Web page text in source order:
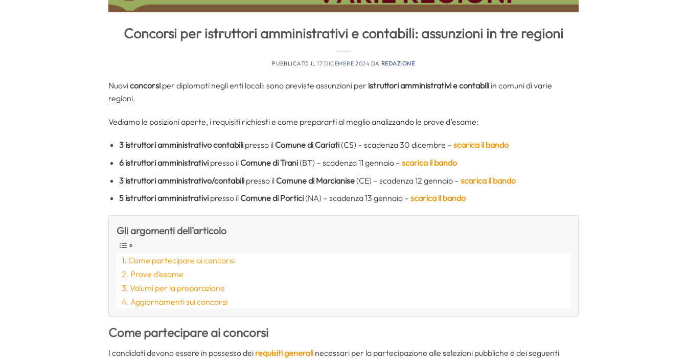
Concorsi per istruttori amministrativi e contabili: assunzioni in tre regioni
PUBBLICATO IL17 DICEMBRE 2024 DA REDAZIONE
Nuoviconcorsi per diplomati negli enti locali: sono previste assunzioni per istruttori amministrativi e contabili in comuni di varie
regioni.
Vediamo le posizioni aperte, i requisiti richiesti e come prepararti al meglio analizzando le prove d’esame:
3 istruttori amministrativo contabilipresso il Comune di Cariati(CS) – scadenza 30 dicembre – scarica il bando
6 istruttori amministrativipresso il Comune di Trani(BT) – scadenza 11 gennaio – scarica il bando
3 istruttori amministrativo/contabilipresso il Comune di Marcianise(CE) – scadenza 12 gennaio – scarica il bando
5 istruttori amministrativipresso il Comune di Portici(NA) – scadenza 13 gennaio – scarica il bando
Gli argomenti dell'articolo
Come partecipare ai concorsi
Prove d’esame
Volumi per la preparazione
Aggiornamenti sui concorsi
Come partecipare ai concorsi
I candidati devono essere in possesso dei requisiti generali necessari per la partecipazione alle selezioni pubbliche e dei seguenti